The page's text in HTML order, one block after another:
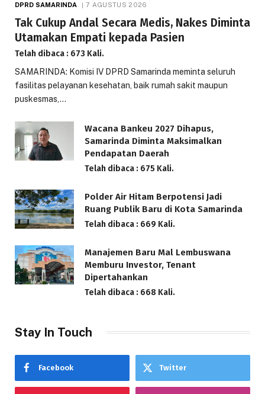
DPRD SAMARINDA 7 AGUSTUS 2026
Tak Cukup Andal Secara Medis, Nakes Diminta
Utamakan Empati kepada Pasien
Telah dibaca : 673 Kali.
SAMARINDA: Komisi IV DPRD Samarinda meminta seluruh
fasilitas pelayanan kesehatan, baik rumah sakit maupun
puskesmas,…
Wacana Bankeu 2027 Dihapus,
Samarinda Diminta Maksimalkan
Pendapatan Daerah
Telah dibaca : 675 Kali.
Polder Air Hitam Berpotensi Jadi
Ruang Publik Baru di Kota Samarinda
Telah dibaca : 669 Kali.
Manajemen Baru Mal Lembuswana
Memburu Investor, Tenant
Dipertahankan
Telah dibaca : 668 Kali.
Stay In Touch
Facebook Twitter